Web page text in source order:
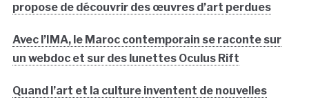
propose de découvrir des œuvres d’art perdues
Avec l’IMA, le Maroc contemporain se raconte sur
un webdoc et sur des lunettes Oculus Rift
Quand l’art et la culture inventent de nouvelles